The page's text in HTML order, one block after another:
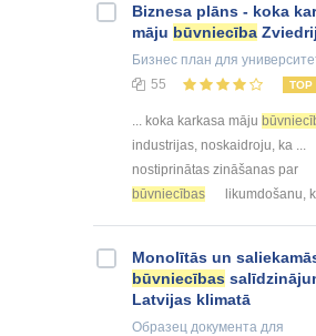
Biznesa plāns - koka
māju būvniecība
Бизнес план для
55
TOP
... koka karkasa māju
industrijas, noskaidroju, ka ...
nostiprinātas zināšanas par
būvniecības
likumdošanu,
Monolītās un
būvniecības
Latvijas klimatā
Образец документа для